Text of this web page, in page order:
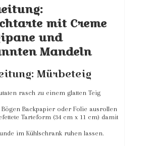
mit Creme
und
Mandeln
Mürbeteig
rasch zu einem glatten Teig
Bögen Backpapier oder Folie ausrollen
Tarteform (34 cm x 11 cm) damit
im Kühlschrank ruhen lassen.